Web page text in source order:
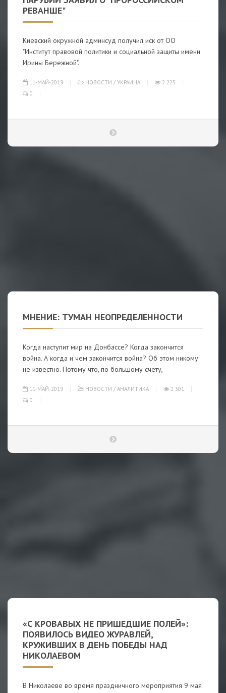
РЕВАНШЕ"
Киевский окружной админсуд получил иск от ОО
"Институт правовой политики и социальной защиты имени
Ирины Бережной".
11-МАЙ-2019 НОВОСТИ / УКРАИНА
2 225
0
МНЕНИЕ: ТУМАН НЕОПРЕДЕЛЕННОСТИ
Когда наступит мир на Донбассе? Когда закончится
война. А когда и чем закончится война? Об этом никому
не известно. Потому что, по большому счету,
11-МАЙ-2019 НОВОСТИ / АНАЛИТИКА
2 301
0
«С КРОВАВЫХ НЕ ПРИШЕДШИЕ ПОЛЕЙ»:
ПОЯВИЛОСЬ ВИДЕО ЖУРАВЛЕЙ,
КРУЖИВШИХ В ДЕНЬ ПОБЕДЫ НАД
НИКОЛАЕВОМ
В Николаеве во время праздничного мероприятия 9 мая